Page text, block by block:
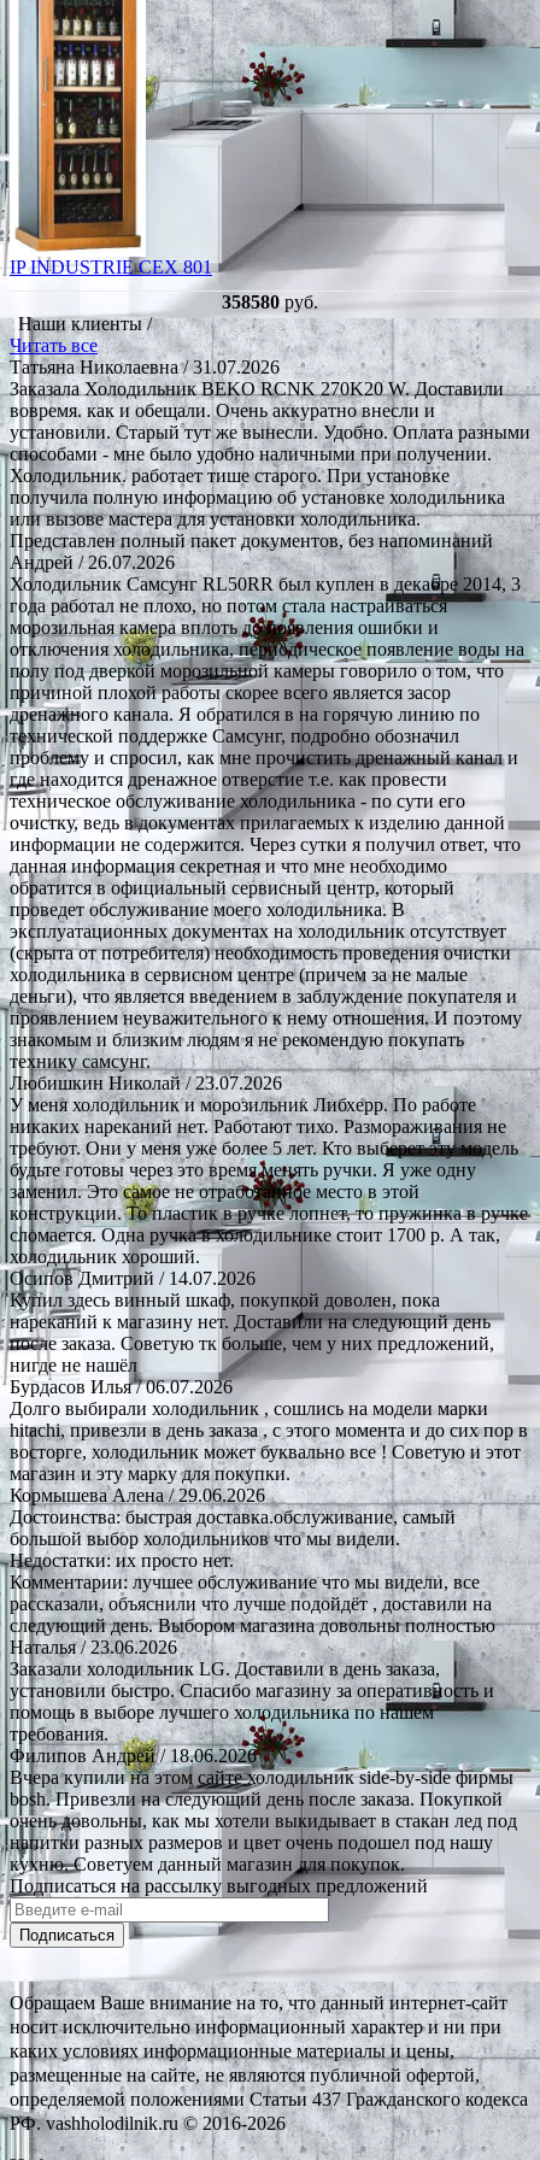
IP INDUSTRIE CEX 801
358580 руб.
Наши клиенты /
Читать все
Татьяна Николаевна/ 31.07.2026
Заказала Холодильник BEKO RCNK 270K20 W. Доставили
вовремя. как и обещали. Очень аккуратно внесли и
установили. Старый тут же вынесли. Удобно. Оплата разными
способами - мне было удобно наличными при получении.
Холодильник. работает тише старого. При установке
получила полную информацию об установке холодильника
или вызове мастера для установки холодильника.
Представлен полный пакет документов, без напоминаний
Андрей / 26.07.2026
Холодильник Самсунг RL50RR был куплен в декабре 2014, 3
года работал не плохо, но потом стала настраиваться
морозильная камера вплоть до появления ошибки и
отключения холодильника, периодическое появление воды на
полу под дверкой морозильной камеры говорило о том, что
причиной плохой работы скорее всего является засор
дренажного канала. Я обратился в на горячую линию по
технической поддержке Самсунг, подробно обозначил
проблему и спросил, как мне прочистить дренажный канал и
где находится дренажное отверстие т.е. как провести
техническое обслуживание холодильника - по сути его
очистку, ведь в документах прилагаемых к изделию данной
информации не содержится. Через сутки я получил ответ, что
данная информация секретная и что мне необходимо
обратится в официальный сервисный центр, который
проведет обслуживание моего холодильника. В
эксплуатационных документах на холодильник отсутствует
(скрыта от потребителя) необходимость проведения очистки
холодильника в сервисном центре (причем за не малые
деньги), что является введением в заблуждение покупателя и
проявлением неуважительного к нему отношения. И поэтому
знакомым и близким людям я не рекомендую покупать
технику самсунг.
Любишкин Николай/ 23.07.2026
У меня холодильник и морозильник Либхерр. По работе
никаких нареканий нет. Работают тихо. Размораживания не
требуют. Они у меня уже более 5 лет. Кто выберет эту модель
будьте готовы через это время менять ручки. Я уже одну
заменил. Это самое не отработанное место в этой
конструкции. То пластик в ручке лопнет, то пружинка в ручке
сломается. Одна ручка в холодильнике стоит 1700 р. А так,
холодильник хороший.
Осипов Дмитрий / 14.07.2026
Купил здесь винный шкаф, покупкой доволен, пока
нареканий к магазину нет. Доставили на следующий день
после заказа. Советую тк больше, чем у них предложений,
нигде не нашёл
Бурдасов Илья/ 06.07.2026
Долго выбирали холодильник , сошлись на модели марки
hitachi, привезли в день заказа , с этого момента и до сих пор в
восторге, холодильник может буквально все ! Советую и этот
магазин и эту марку для покупки.
Кормышева Алена/ 29.06.2026
Достоинства: быстрая доставка.обслуживание, самый
большой выбор холодильников что мы видели.
Недостатки: их просто нет.
Комментарии: лучшее обслуживание что мы видели, все
рассказали, объяснили что лучше подойдёт , доставили на
следующий день. Выбором магазина довольны полностью
Наталья/ 23.06.2026
Заказали холодильник LG. Доставили в день заказа,
установили быстро. Спасибо магазину за оперативность и
помощь в выборе лучшего холодильника по нашем
требования.
Филипов Андрей/ 18.06.2026
Вчера купили на этом сайте холодильник side-by-side фирмы
bosh. Привезли на следующий день после заказа. Покупкой
очень довольны, как мы хотели выкидывает в стакан лед под
напитки разных размеров и цвет очень подошел под нашу
кухню. Советуем данный магазин для покупок.
Подписаться на рассылку выгодных предложений
Подписаться
Обращаем Ваше внимание на то, что данный интернет-сайт
носит исключительно информационный характер и ни при
каких условиях информационные материалы и цены,
размещенные на сайте, не являются публичной офертой,
определяемой положениями Статьи 437 Гражданского кодекса
РФ. vashholodilnik.ru © 2016-2026